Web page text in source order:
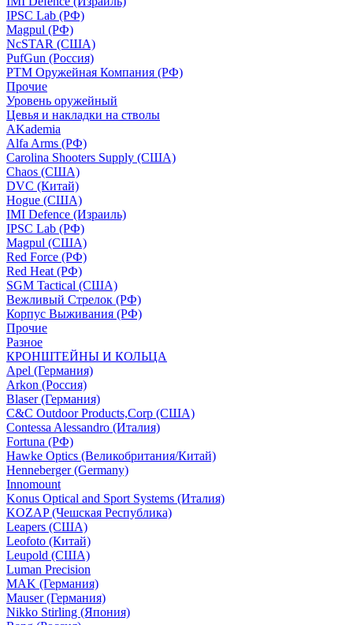
IPSC Lab (РФ)
Magpul (РФ)
NcSTAR (США)
PufGun (Россия)
РТМ Оружейная Компания (РФ)
Прочие
Уровень оружейный
Цевья и накладки на стволы
AKademia
Alfa Arms (РФ)
Carolina Shooters Supply (США)
Chaos (США)
DVC (Китай)
Hogue (США)
IMI Defence (Израиль)
IPSC Lab (РФ)
Magpul (США)
Red Force (РФ)
Red Heat (РФ)
SGM Tactical (США)
Вежливый Стрелок (РФ)
Корпус Выживания (РФ)
Прочие
Разное
КРОНШТЕЙНЫ И КОЛЬЦА
Apel (Германия)
Arkon (Россия)
Blaser (Германия)
C&C Outdoor Products,Corp (США)
Contessa Alessandro (Италия)
Fortuna (РФ)
Hawke Optics (Великобритания/Китай)
Henneberger (Germany)
Innomount
Konus Optical and Sport Systems (Италия)
KOZAP (Чешская Республика)
Leapers (США)
Leofoto (Китай)
Leupold (США)
Luman Precision
MAK (Германия)
Mauser (Германия)
Nikko Stirling (Япония)